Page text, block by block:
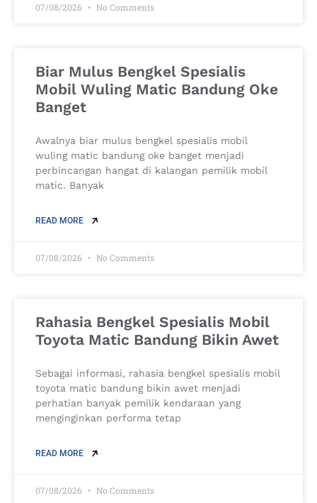
07/08/2026 No Comments
Biar Mulus Bengkel Spesialis
Mobil Wuling Matic Bandung Oke
Banget
Awalnya biar mulus bengkel spesialis mobil
wuling matic bandung oke banget menjadi
perbincangan hangat di kalangan pemilik mobil
matic. Banyak
READ MORE
07/08/2026 No Comments
Rahasia Bengkel Spesialis Mobil
Toyota Matic Bandung Bikin Awet
Sebagai informasi, rahasia bengkel spesialis mobil
toyota matic bandung bikin awet menjadi
perhatian banyak pemilik kendaraan yang
menginginkan performa tetap
READ MORE
07/08/2026 No Comments